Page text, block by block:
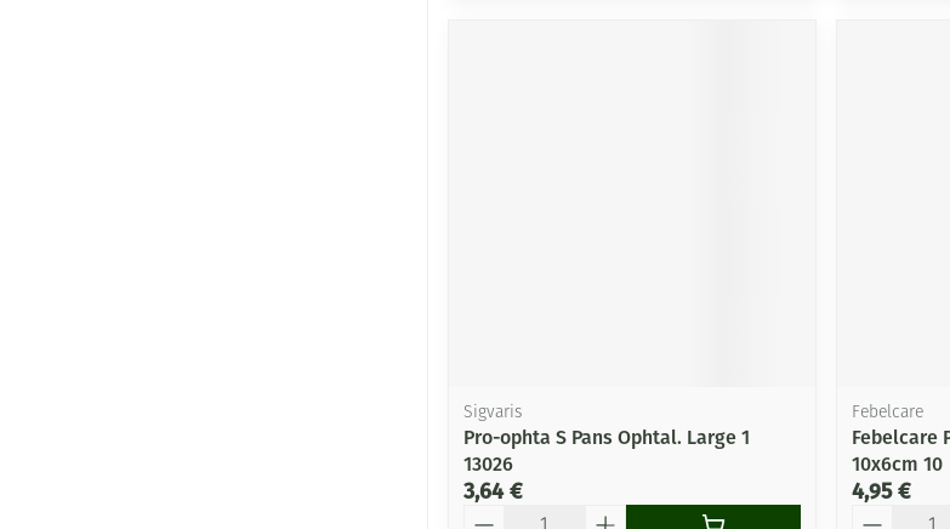
Sigvaris
Pro-ophta S Pans Ophtal. Large 1
13026
3,64 €
Febelcare
Febelcare
10x6cm 10
4,95 €